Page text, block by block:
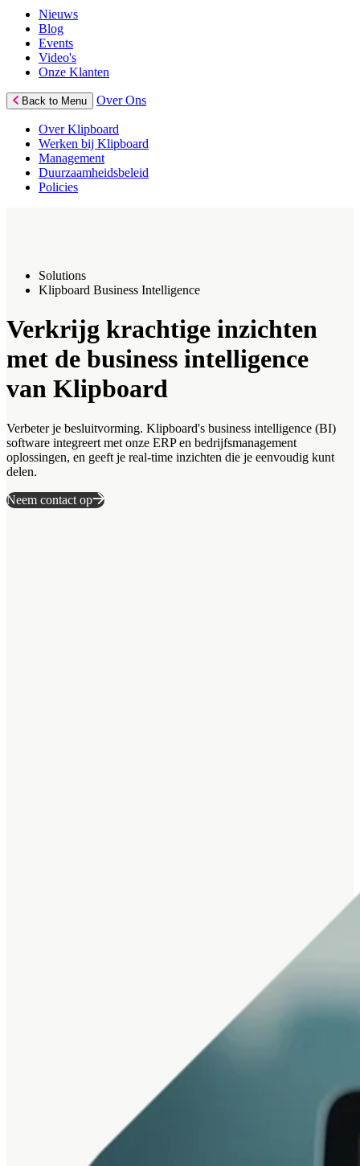
Nieuws
Blog
Events
Video's
Onze Klanten
Back to Menu Over Ons
Over Klipboard
Werken bij Klipboard
Management
Duurzaamheidsbeleid
Policies
Solutions
Klipboard Business Intelligence
Verkrijg krachtige inzichten
met de business intelligence
van Klipboard
Verbeter je besluitvorming. Klipboard's business intelligence (BI)
software integreert met onze ERP en bedrijfsmanagement
oplossingen, en geeft je real-time inzichten die je eenvoudig kunt
delen.
Neem contact op